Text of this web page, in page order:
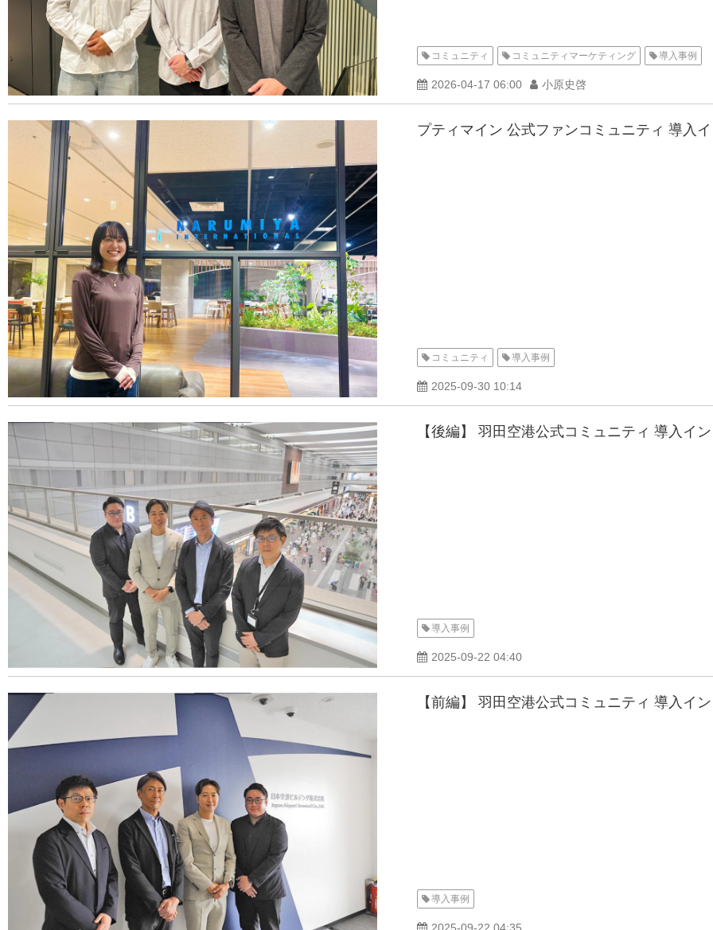
コミュニティ コミュニティマーケティング 導入事例
2026-04-17 06:00 小原史啓
プティマイン 公式ファンコミュニティ 導入
コミュニティ 導入事例
2025-09-30 10:14
【後編】 羽田空港公式コミュニティ 導入イ
導入事例
2025-09-22 04:40
【前編】 羽田空港公式コミュニティ 導入イ
導入事例